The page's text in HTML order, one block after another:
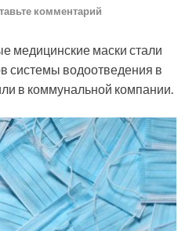
комментарий
медицинские маски стали
системы водоотведения в
в коммунальной компании.